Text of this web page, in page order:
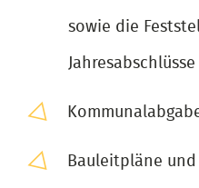
sowie die
Jahresabschlüsse
Bauleitpläne